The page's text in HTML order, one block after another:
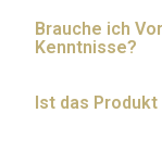
Brauche ich
Kenntnisse?
Ist das